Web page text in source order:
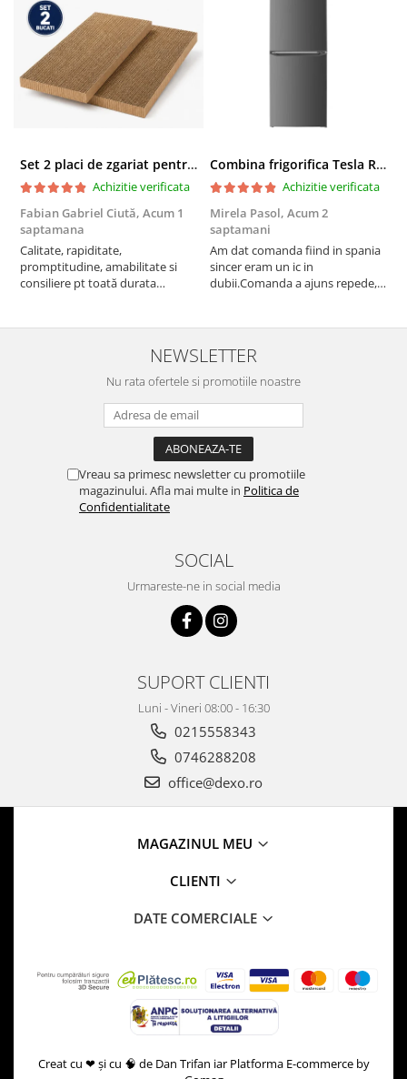
Set 2 placi de zgariat pentru casuta pisici BUNTZ KJW5086, compatibile cu casuta 59 x 28.5 x 35 cm
Achizitie verificata
Fabian Gabriel Ciută, Acum 1
saptamana
Calitate, rapiditate,
promptitudine, amabilitate si
consiliere pt toată durata
Combina frigorifica Tesla RC2600HXE, 262 l, Clasa E, Iluminare LED, dezghetare automata frigider, H 180 cm, Inox
Achizitie verificata
Mirela Pasol, Acum 2
saptamani
Am dat comanda fiind in spania
sincer eram un ic in
dubii.Comanda a ajuns repede,in
treaba,va multumesc pentru
rapiditate si
amabilitate,RECOMAND 100%
NEWSLETTER
Nu rata ofertele si promotiile noastre
Vreau sa primesc newsletter cu promotiile
magazinului. Afla mai multe in Politica de
Confidentialitate
SOCIAL
Urmareste-ne in social media
SUPORT CLIENTI
Luni - Vineri 08:00 - 16:30
0215558343
0746288208
office@dexo.ro
MAGAZINUL MEU
CLIENTI
DATE COMERCIALE
Creat cu ❤ și cu 🧠 de Dan Trifan iar Platforma E-commerce by